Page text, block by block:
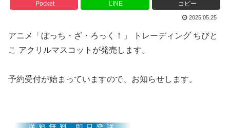
Pocket LINE コピー
2025.05.25
アニメ「ぼっち・ざ・ろっく！」 トレーディング ちびと
こ アクリルマスコットが発売します。
予約受付が始まっていますので、お知らせします。